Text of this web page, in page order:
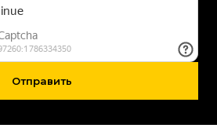
Отправить